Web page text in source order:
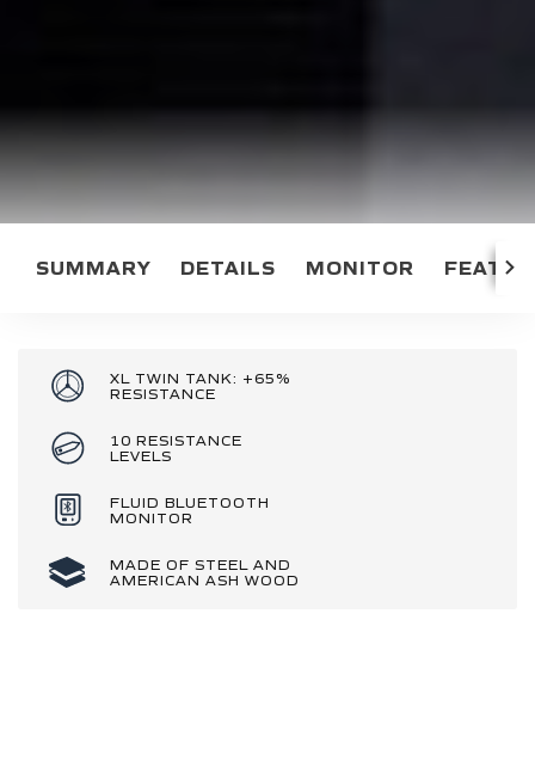
SUMMARY DETAILS MONITOR
XL TWIN TANK: +65%
RESISTANCE
10 RESISTANCE
LEVELS
FLUID BLUETOOTH
MONITOR
MADE OF STEEL AND
AMERICAN ASH WOOD